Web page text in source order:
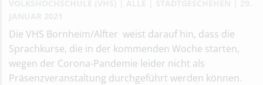
Die VHS Bornheim/Alfter weist darauf hin, dass die
Sprachkurse, die in der kommenden Woche starten,
wegen der Corona-Pandemie leider nicht als
Präsenzveranstaltung durchgeführt werden können.